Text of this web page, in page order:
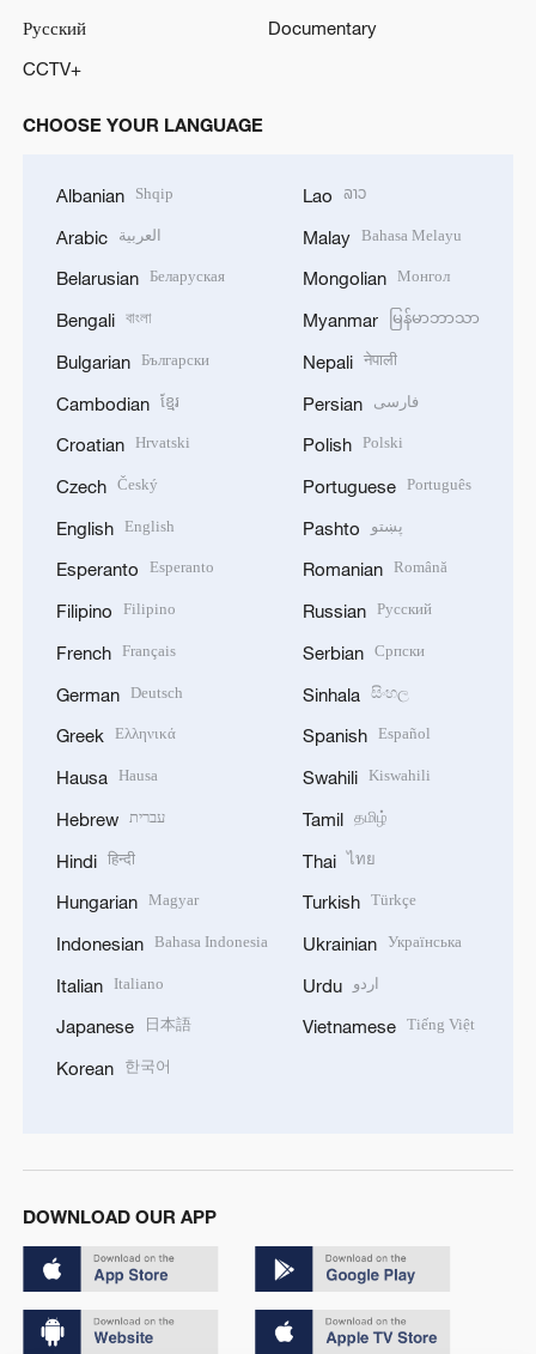
Русский
Documentary
CCTV+
CHOOSE YOUR LANGUAGE
Albanian Shqip
Arabic العربية
Belarusian Беларуская
Bengali বাংলা
Bulgarian Български
Cambodian ខ្មែរ
Croatian Hrvatski
Czech Český
English English
Esperanto Esperanto
Filipino Filipino
French Français
German Deutsch
Greek Ελληνικά
Hausa Hausa
Hebrew עברית
Hindi हिन्दी
Hungarian Magyar
Indonesian Bahasa Indonesia
Italian Italiano
Japanese 日本語
Korean 한국어
Lao ລາວ
Malay Bahasa Melayu
Mongolian Монгол
Myanmar မြန်မာဘာသာ
Nepali नेपाली
Persian فارسی
Polish Polski
Portuguese Português
Pashto پښتو
Romanian Română
Russian Русский
Serbian Српски
Sinhala සිංහල
Spanish Español
Swahili Kiswahili
Tamil தமிழ்
Thai ไทย
Turkish Türkçe
Ukrainian Українська
Urdu اردو
Vietnamese Tiếng Việt
DOWNLOAD OUR APP